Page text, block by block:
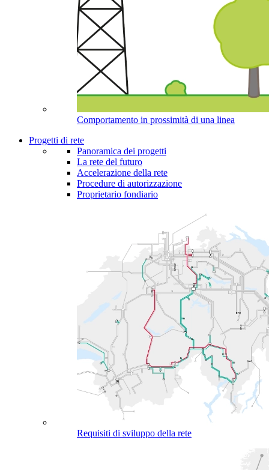
Comportamento in prossimità di una linea
Progetti di rete
Panoramica dei progetti
La rete del futuro
Accelerazione della rete
Procedure di autorizzazione
Proprietario fondiario
Requisiti di sviluppo della rete